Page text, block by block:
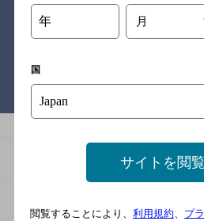
関連リ
バー検索サイト［
年 月
国
サイトを閲
閲覧することにより、 利用規約、 プ